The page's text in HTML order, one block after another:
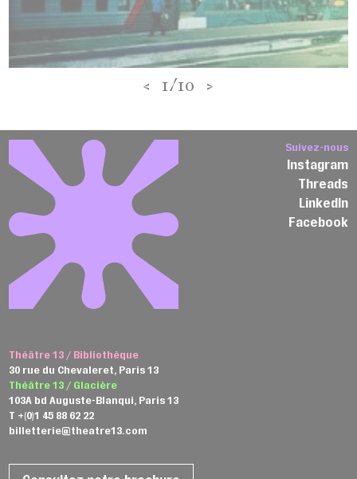
< 1/10 >
Théâtre 13 / Bibliothèque
30 rue du Chevaleret, Paris 13
Théâtre 13 / Glacière
103A bd Auguste-Blanqui, Paris 13
T +(0)1 45 88 62 22
billetterie@theatre13.com
Suivez-nous
Instagram
Threads
LinkedIn
Facebook